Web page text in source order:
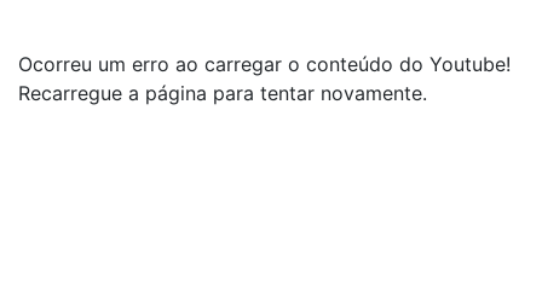
Ocorreu um erro ao carregar o conteúdo do Youtube!
Recarregue a página para tentar novamente.